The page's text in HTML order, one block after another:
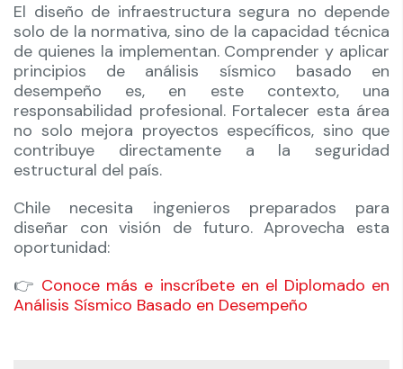
El diseño de infraestructura segura no depende
solo de la normativa, sino de la capacidad técnica
de quienes la implementan. Comprender y aplicar
principios de análisis sísmico basado en
desempeño es, en este contexto, una
responsabilidad profesional. Fortalecer esta área
no solo mejora proyectos específicos, sino que
contribuye directamente a la seguridad
estructural del país.
Chile necesita ingenieros preparados para
diseñar con visión de futuro. Aprovecha esta
oportunidad:
👉 Conoce más e inscríbete en el Diplomado en
Análisis Sísmico Basado en Desempeño